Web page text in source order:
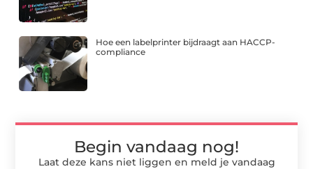
Hoe een labelprinter bijdraagt aan HACCP-
compliance
Begin vandaag nog!
Laat deze kans niet liggen en meld je vandaag